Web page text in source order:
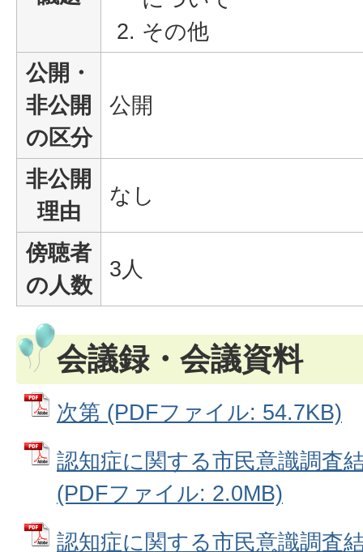
その他
公開・
非公開
の区分
公開
非公開
理由
なし
傍聴者
の人数
3人
会議録・会議資料
次第 (PDFファイル: 54.7KB)
認知症に関する市民意識調査
(PDFファイル: 2.0MB)
認知症に関する市民意識調査